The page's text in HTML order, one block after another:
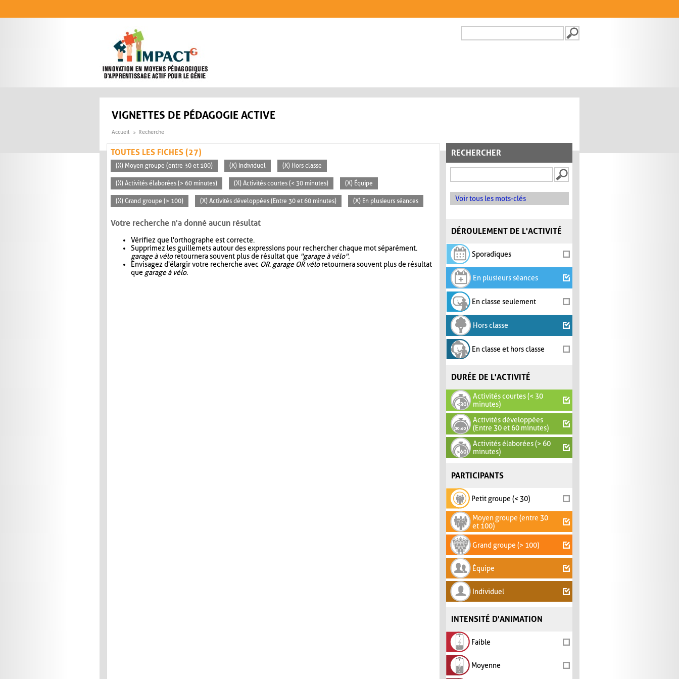
FORMULAIRE DE
VIGNETTES DE PÉDAGOGIE ACTIVE
Accueil Recherche
RECHERCHER
Voir tous les mots-clés
DÉROULEMENT DE L'ACTIVITÉ
Sporadiques
En plusieurs séances
En classe seulement
Hors classe
En classe et hors classe
DURÉE DE L'ACTIVITÉ
Activités courtes (< 30
minutes)
Activités développées
(Entre 30 et 60 minutes)
Activités élaborées (> 60
minutes)
PARTICIPANTS
Petit groupe (< 30)
Moyen groupe (entre 30
et 100)
Grand groupe (> 100)
Équipe
Individuel
INTENSITÉ D'ANIMATION
Faible
Moyenne
TOUTES LES FICHES (27)
(X) Moyen groupe (entre 30 et 100) (X) Individuel (X) Hors classe
(X) Activités élaborées (> 60 minutes) (X) Activités courtes (< 30 minutes) (X) Équipe
(X) Grand groupe (> 100) (X) Activités développées (Entre 30 et 60 minutes) (X) En plusieurs séances
Votre recherche n'a donné aucun résultat
Vérifiez que l'orthographe est correcte.
Supprimez les guillemets autour des expressions pour rechercher chaque mot séparément.
garage à véloretournera souvent plus de résultat que "garage à vélo".
Envisagez d'élargir votre recherche avec OR. garage OR véloretournera souvent plus de résultat
que garage à vélo.